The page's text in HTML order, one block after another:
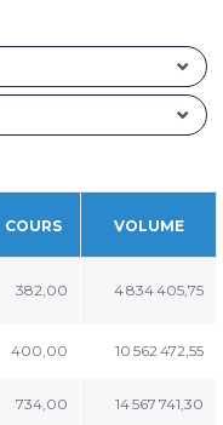
COURS VOLUME
382,00 4 834 405,75
400,00 10 562 472,55
734,00 14 567 741,30